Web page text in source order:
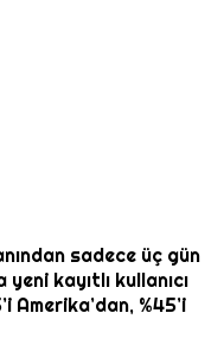
sadece üç gün
kayıtlı kullanıcı
Amerika’dan, %45’i